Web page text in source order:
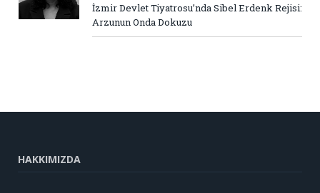
İzmir Devlet Tiyatrosu’nda Sibel Erdenk Rejisi:
Arzunun Onda Dokuzu
HAKKIMIZDA